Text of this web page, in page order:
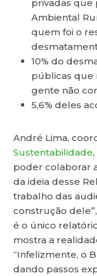
privadas que
Ambiental
quem foi o
10% do
públicas que
gente não
5,6% deles
André Lima,
Sustentabilidade
poder colaborar
da ideia desse
trabalho das
construção
é o único
mostra a
“Infelizmente, o
dando passos